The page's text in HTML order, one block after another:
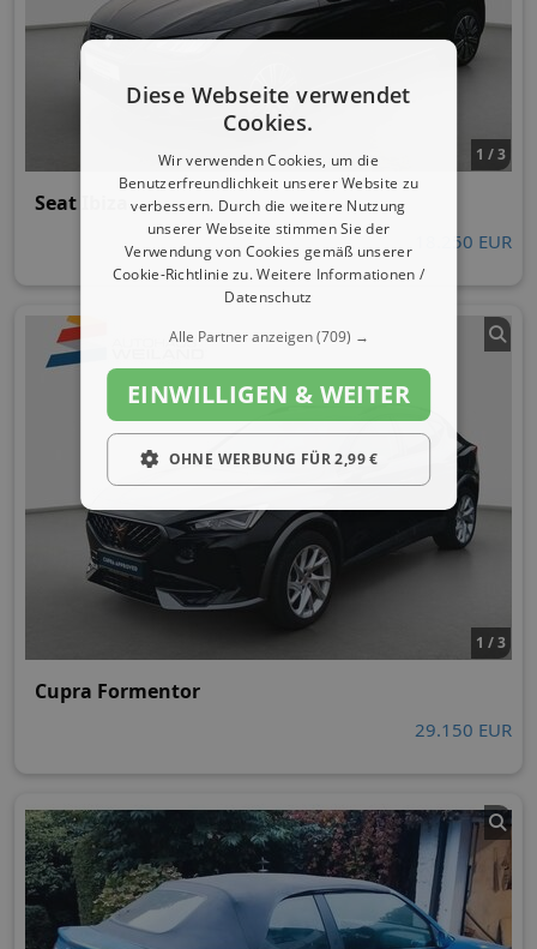
1 / 3
Seat Ibiza
18.250 EUR
1 / 3
Cupra Formentor
29.150 EUR
Diese Webseite verwendet
Cookies.
Wir verwenden Cookies, um die
Benutzerfreundlichkeit unserer Website zu
verbessern. Durch die weitere Nutzung
unserer Webseite stimmen Sie der
Verwendung von Cookies gemäß unserer
Cookie-Richtlinie zu.Weitere Informationen /
Datenschutz
Alle Partner anzeigen(709) →
EINWILLIGEN & WEITER
OHNE WERBUNG FÜR 2,99 €